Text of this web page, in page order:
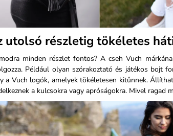
utolsó részletig tökéletes
minden részlet fontos? A cseh Vuch
Például olyan szórakoztató és játékos bojt
a Vuch logók, amelyek tökéletesen kitűnnek.
a kulcsokra vagy apróságokra. Mivel ragad